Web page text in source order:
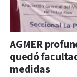
AGMER
quedó
medidas